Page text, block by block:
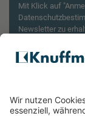
Mit Klick auf
Newsletter zu
Wasserkocher